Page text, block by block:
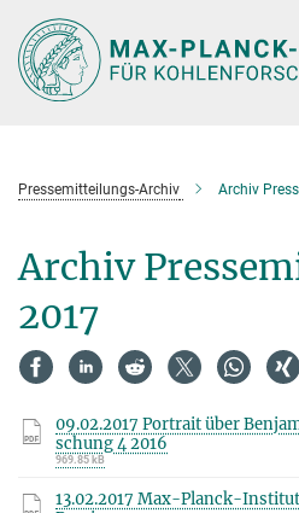
Hauptinhalt
Pressemitteilungs-Archiv Archiv
Archiv
2017
09.02.2017 Portrait über
schung 4 2016
969.85 kB
13.02.2017 Max-Planck-